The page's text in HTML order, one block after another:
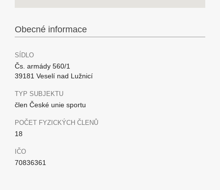
Obecné informace
SÍDLO
Čs. armády 560/1
39181 Veselí nad Lužnicí
TYP SUBJEKTU
člen České unie sportu
POČET FYZICKÝCH ČLENŮ
18
IČO
70836361